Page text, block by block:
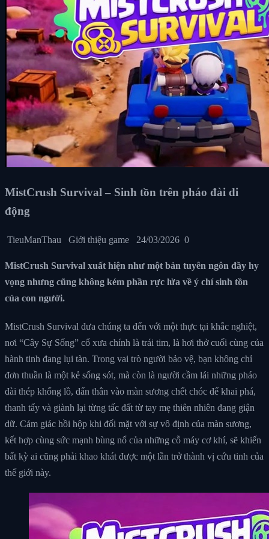
MistCrush Survival – Sinh tồn trên pháo đài di
động
TieuManThau Giới thiệu game 24/03/2026 0
MistCrush Survival xuất hiện như một bản tuyên ngôn đầy hy
vọng nhưng cũng không kém phần rực lửa về ý chí sinh tồn
của con người.
MistCrush Survival đưa chúng ta đến với một thực tại khắc nghiệt,
nơi “Cây Sự Sống” cổ xưa chính là trái tim, là hơi thở cuối cùng của
hành tinh đang lụi tàn. Trong vai trò người bảo vệ, bạn không chỉ
đơn thuần là một kẻ sống sót, mà còn là người cầm lái những pháo
đài thép khổng lồ, dấn thân vào màn sương chết chóc để khai phá,
thanh tẩy và giành lại từng tấc đất từ tay mẹ thiên nhiên đang giận
dữ. Cảm giác hồi hộp khi đối mặt với sự vô định của màn sương,
kết hợp cùng sức mạnh bùng nổ của những cỗ máy cơ khí, sẽ khiến
bất kỳ ai cũng phải khao khát được một lần trở thành vị cứu tinh của
thế giới này.